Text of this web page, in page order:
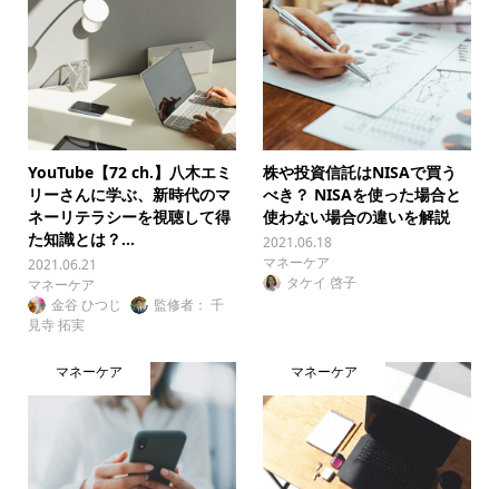
YouTube【72 ch.】八木エミ
リーさんに学ぶ、新時代のマ
ネーリテラシーを視聴して得
た知識とは？...
2021.06.21
マネーケア
金谷 ひつじ
監修者： 千
見寺 拓実
株や投資信託はNISAで買う
べき？ NISAを使った場合と
使わない場合の違いを解説
2021.06.18
マネーケア
タケイ 啓子
マネーケア マネーケア